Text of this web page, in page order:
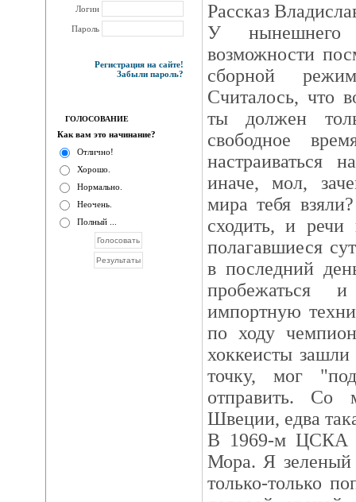
Логин
Пароль
Регистрация на сайте!
Забыли пароль?
ГОЛОСОВАНИЕ
Как вам это начинание?
Отлично!
Хорошо.
Нормально.
Неочень.
Полный ...
Рассказ
У нынешнего
возможности
сборной
Считалось, что
ты должен
свободное
настраиваться
иначе, мол,
мира тебя
сходить, и
полагавшиеся
в последний
пробежаться
импортную
по ходу
хоккеисты
точку, мог
отправить. Со
Швеции, едва
В 1969-м ЦСКА
Мора. Я зеленый
только-только